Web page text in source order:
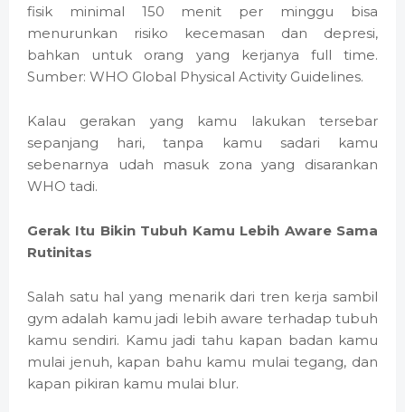
fisik minimal 150 menit per minggu bisa
menurunkan risiko kecemasan dan depresi,
bahkan untuk orang yang kerjanya full time.
Sumber: WHO Global Physical Activity Guidelines.
Kalau gerakan yang kamu lakukan tersebar
sepanjang hari, tanpa kamu sadari kamu
sebenarnya udah masuk zona yang disarankan
WHO tadi.
Gerak Itu Bikin Tubuh Kamu Lebih Aware Sama
Rutinitas
Salah satu hal yang menarik dari tren kerja sambil
gym adalah kamu jadi lebih aware terhadap tubuh
kamu sendiri. Kamu jadi tahu kapan badan kamu
mulai jenuh, kapan bahu kamu mulai tegang, dan
kapan pikiran kamu mulai blur.